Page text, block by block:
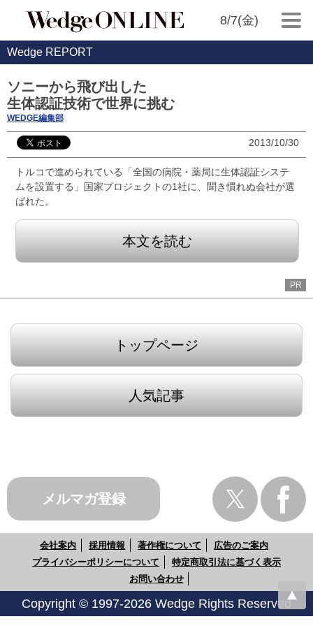
8/7(金)
Wedge REPORT
ソニーから飛び出した
生体認証技術で世界に挑む
WEDGE編集部
2013/10/30
トルコで進められている「全国の病院・薬局に生体認証システ
ムを設置する」国家プロジェクトの1社に、聞き慣れぬ会社が選
ばれた。
本文を読む
PR
トップページ
人気記事
メルマガ登録
会社案内 採用情報 著作権について
広告のご案内
プライバシーポリシーについて
特定商取引法に基づく表示
お問い合わせ
Copyright © 1997-2026 Wedge Rights Reserved